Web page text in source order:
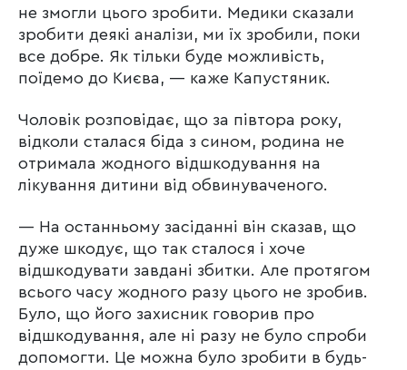
не змогли цього зробити. Медики сказали
зробити деякі аналізи, ми їх зробили, поки
все добре. Як тільки буде можливість,
поїдемо до Києва, — каже Капустяник.
Чоловік розповідає, що за півтора року,
відколи сталася біда з сином, родина не
отримала жодного відшкодування на
лікування дитини від обвинуваченого.
— На останньому засіданні він сказав, що
дуже шкодує, що так сталося і хоче
відшкодувати завдані збитки. Але протягом
всього часу жодного разу цього не зробив.
Було, що його захисник говорив про
відшкодування, але ні разу не було спроби
допомогти. Це можна було зробити в будь-